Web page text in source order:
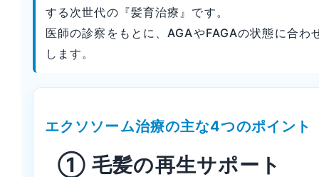
する次世代の『髪育治療』です。
医師の診察をもとに、AGAやFAGAの状態に合わ
します。
エクソソーム治療の主な4つのポイント
① 毛髪の再生サポート